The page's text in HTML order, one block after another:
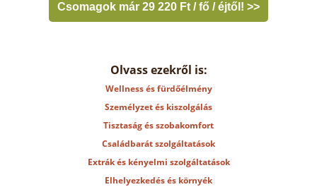
Csomagok már 29 220 Ft / fő / éjtől! >>
Olvass ezekről is:
Wellness és fürdőélmény
Személyzet és kiszolgálás
Tisztaság és szobakomfort
Családbarát szolgáltatások
Extrák és kényelmi szolgáltatások
Elhelyezkedés és környék